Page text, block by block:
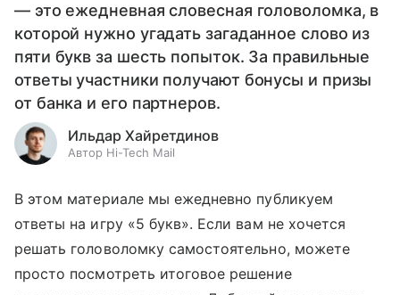
— это ежедневная словесная головоломка, в
которой нужно угадать загаданное слово из
пяти букв за шесть попыток. За правильные
ответы участники получают бонусы и призы
от банка и его партнеров.
Ильдар Хайретдинов
Автор Hi-Tech Mail
В этом материале мы ежедневно публикуем
ответы на игру «5 букв». Если вам не хочется
решать головоломку самостоятельно, можете
просто посмотреть итоговое решение